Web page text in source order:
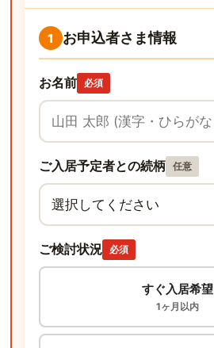
1 お申込者さま情報
お名前 必須
ご入居予定者との続柄 任意
ご検討状況 必須
すぐ入居希望
1ヶ月以内